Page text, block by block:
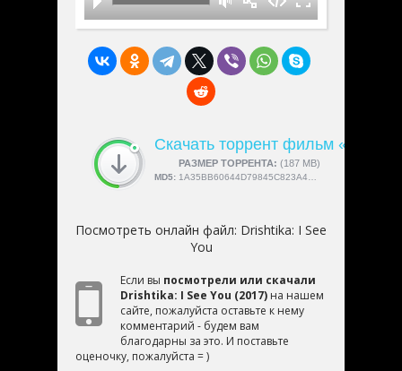
Скачать торрент фильм
РАЗМЕР ТОРРЕНТА: (187 MB)
СКАЧАЛИ:4189
MD5: 1A35BB60644D79845C823A4A91255DCB
Посмотреть онлайн файл: Drishtika: I See
You
Если вы посмотрели или скачали
Drishtika: I See You (2017) на нашем
сайте, пожалуйста оставьте к нему
комментарий - будем вам
благодарны за это. И поставьте
оценочку, пожалуйста = )